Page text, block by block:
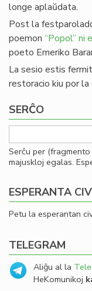
longe aplaŭdata.
Post la
poemon “Popol” ni
poeto Emeriko
La sesio estis
restoracio kiu por
SERĈO
Serĉu per
majuskloj egalas.
ESPERANTA
Petu la esperantan
TELEGRAM
Aliĝu al la
HeKomunikoj